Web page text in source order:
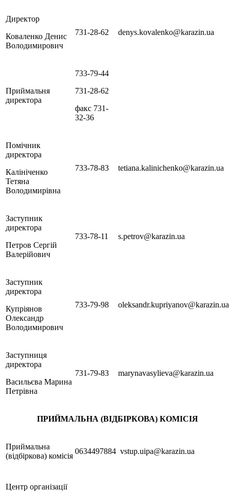
Директор
Коваленко Денис
Володимирович
731-28-62 denys.kovalenko@karazin.ua
Приймальня
директора
733-79-44
731-28-62
факс 731-
32-36
Помічник
директора
Калініченко
Тетяна
Володимирівна
733-78-83 tetiana.kalinichenko@karazin.ua
Заступник
директора
Петров Сергій
Валерійович
733-78-11 s.petrov@karazin.ua
Заступник
директора
Купріянов
Олександр
Володимирович
733-79-98 oleksandr.kupriyanov@karazin.ua
Заступниця
директора
Васильєва Марина
Петрівна
731-79-83 marynavasylieva@karazin.ua
ПРИЙМАЛЬНА (ВІДБІРКОВА) КОМІСІЯ
Приймальна
(відбіркова) комісія
0634497884 vstup.uipa@karazin.ua
Центр організації